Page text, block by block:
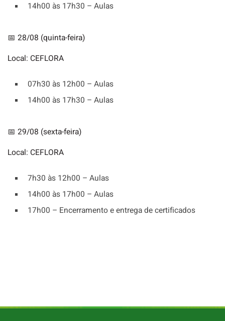
14h00 às 17h30 – Aulas
📅 28/08 (quinta-feira)
Local: CEFLORA
07h30 às 12h00 – Aulas
14h00 às 17h30 – Aulas
📅 29/08 (sexta-feira)
Local: CEFLORA
7h30 às 12h00 – Aulas
14h00 às 17h00 – Aulas
17h00 – Encerramento e entrega de certificados